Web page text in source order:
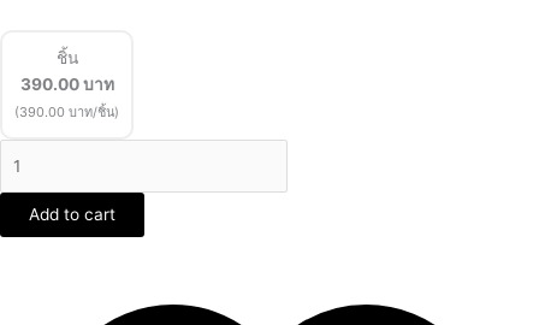
ชิ้น
390.00บาท
(390.00 บาท/ชิ้น)
Add to cart